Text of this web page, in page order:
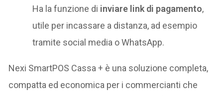
Ha la funzione di inviare link di pagamento,
utile per incassare a distanza, ad esempio
tramite social media o WhatsApp.
Nexi SmartPOS Cassa + è una soluzione completa,
compatta ed economica per i commercianti che